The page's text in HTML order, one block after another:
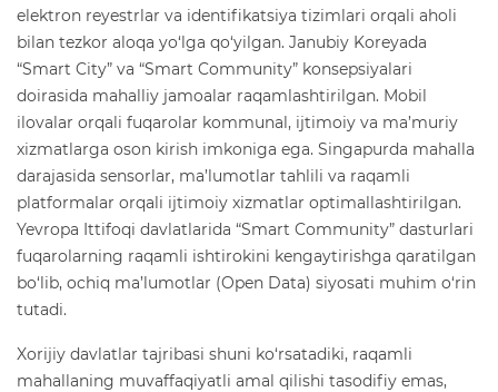
elektron reyestrlar va identifikatsiya tizimlari orqali aholi
bilan tezkor aloqa yo‘lga qo‘yilgan. Janubiy Koreyada
“Smart City” va “Smart Community” konsepsiyalari
doirasida mahalliy jamoalar raqamlashtirilgan. Mobil
ilovalar orqali fuqarolar kommunal, ijtimoiy va ma’muriy
xizmatlarga oson kirish imkoniga ega. Singapurda mahalla
darajasida sensorlar, ma’lumotlar tahlili va raqamli
platformalar orqali ijtimoiy xizmatlar optimallashtirilgan.
Yevropa Ittifoqi davlatlarida “Smart Community” dasturlari
fuqarolarning raqamli ishtirokini kengaytirishga qaratilgan
bo‘lib, ochiq ma’lumotlar (Open Data) siyosati muhim o‘rin
tutadi.
Xorijiy davlatlar tajribasi shuni ko‘rsatadiki, raqamli
mahallaning muvaffaqiyatli amal qilishi tasodifiy emas,